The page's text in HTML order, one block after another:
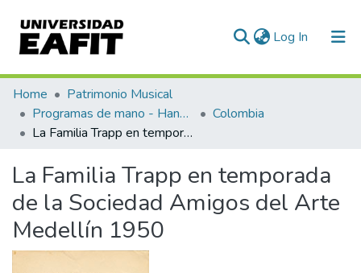
Log In (current)
Communities & Collections
All of DSpace
Home
Patrimonio Musical
Programas de mano - Hand programs
Colombia
La Familia Trapp en temporada de la Sociedad Amigos del Arte Medellín 1950
La Familia Trapp en temporada
de la Sociedad Amigos del Arte
Medellín 1950